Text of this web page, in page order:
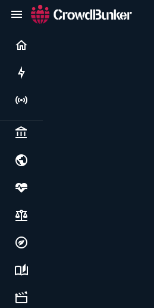
Live
Politics & institutions
Society, justice & freedoms
Economy, environment & technology
Science, history & spirituality
Culture, media & entertainment